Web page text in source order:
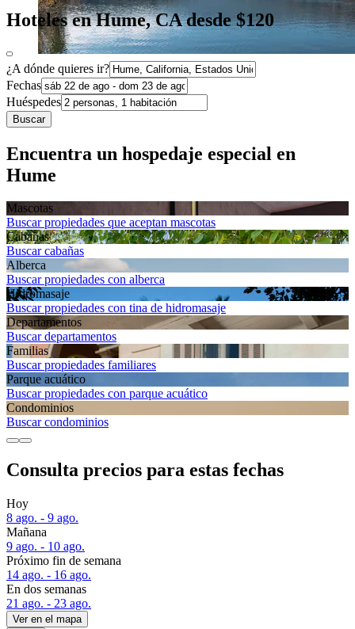
Hoteles en Hume, CA desde $120
¿A dónde quieres ir?
Fechas
Huéspedes
Buscar
Encuentra un hospedaje especial en
Hume
Mascotas
Buscar propiedades que aceptan mascotas
Cabañas
Buscar cabañas
Alberca
Buscar propiedades con alberca
Hidromasaje
Buscar propiedades con tina de hidromasaje
Departa­mentos
Buscar departamentos
Familias
Buscar propiedades familiares
Parque acuático
Buscar propiedades con parque acuático
Condominios
Buscar condominios
Consulta precios para estas fechas
Hoy
8 ago. - 9 ago.
Mañana
9 ago. - 10 ago.
Próximo fin de semana
14 ago. - 16 ago.
En dos semanas
21 ago. - 23 ago.
Ver en el mapa